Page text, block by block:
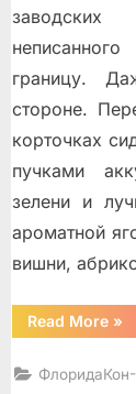
границу.
стороне.
корточках
пучками
зелени и
ароматной
вишни,
Read More »
ФлоридаКон-